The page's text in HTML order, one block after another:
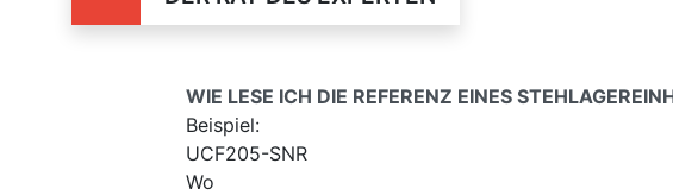
WIE LESE ICH DIE REFERENZ EINES
Beispiel:
UCF205-SNR
Wo